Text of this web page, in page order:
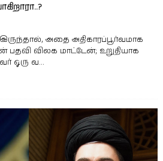
அதை அதிகாரப்பூர்வமாக
விலக மாட்டேன்; உறுதியாக
ஒரு வ...